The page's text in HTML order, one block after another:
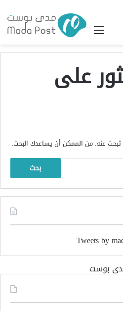
القائمة
على
تبحث عنه. من الممكن أن يساعدك البحث.
البحث
Tweets by
بوست‏